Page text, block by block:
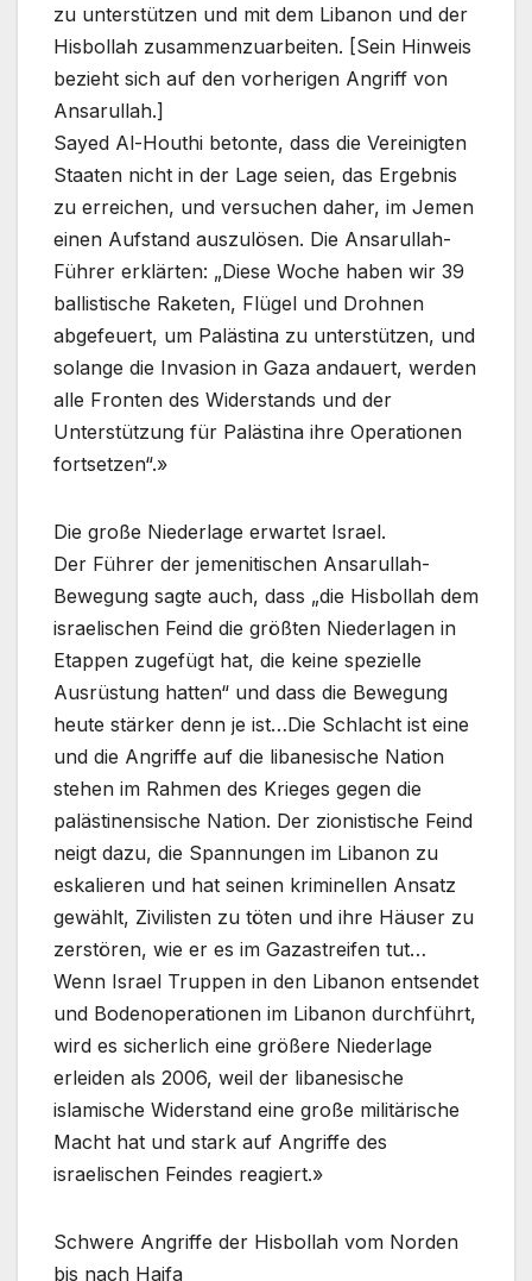
zu unterstützen und mit dem Libanon und der
Hisbollah zusammenzuarbeiten. [Sein Hinweis
bezieht sich auf den vorherigen Angriff von
Ansarullah.]
Sayed Al-Houthi betonte, dass die Vereinigten
Staaten nicht in der Lage seien, das Ergebnis
zu erreichen, und versuchen daher, im Jemen
einen Aufstand auszulösen. Die Ansarullah-
Führer erklärten: „Diese Woche haben wir 39
ballistische Raketen, Flügel und Drohnen
abgefeuert, um Palästina zu unterstützen, und
solange die Invasion in Gaza andauert, werden
alle Fronten des Widerstands und der
Unterstützung für Palästina ihre Operationen
fortsetzen“.»
Die große Niederlage erwartet Israel.
Der Führer der jemenitischen Ansarullah-
Bewegung sagte auch, dass „die Hisbollah dem
israelischen Feind die größten Niederlagen in
Etappen zugefügt hat, die keine spezielle
Ausrüstung hatten“ und dass die Bewegung
heute stärker denn je ist…Die Schlacht ist eine
und die Angriffe auf die libanesische Nation
stehen im Rahmen des Krieges gegen die
palästinensische Nation. Der zionistische Feind
neigt dazu, die Spannungen im Libanon zu
eskalieren und hat seinen kriminellen Ansatz
gewählt, Zivilisten zu töten und ihre Häuser zu
zerstören, wie er es im Gazastreifen tut…
Wenn Israel Truppen in den Libanon entsendet
und Bodenoperationen im Libanon durchführt,
wird es sicherlich eine größere Niederlage
erleiden als 2006, weil der libanesische
islamische Widerstand eine große militärische
Macht hat und stark auf Angriffe des
israelischen Feindes reagiert.»
Schwere Angriffe der Hisbollah vom Norden
bis nach Haifa